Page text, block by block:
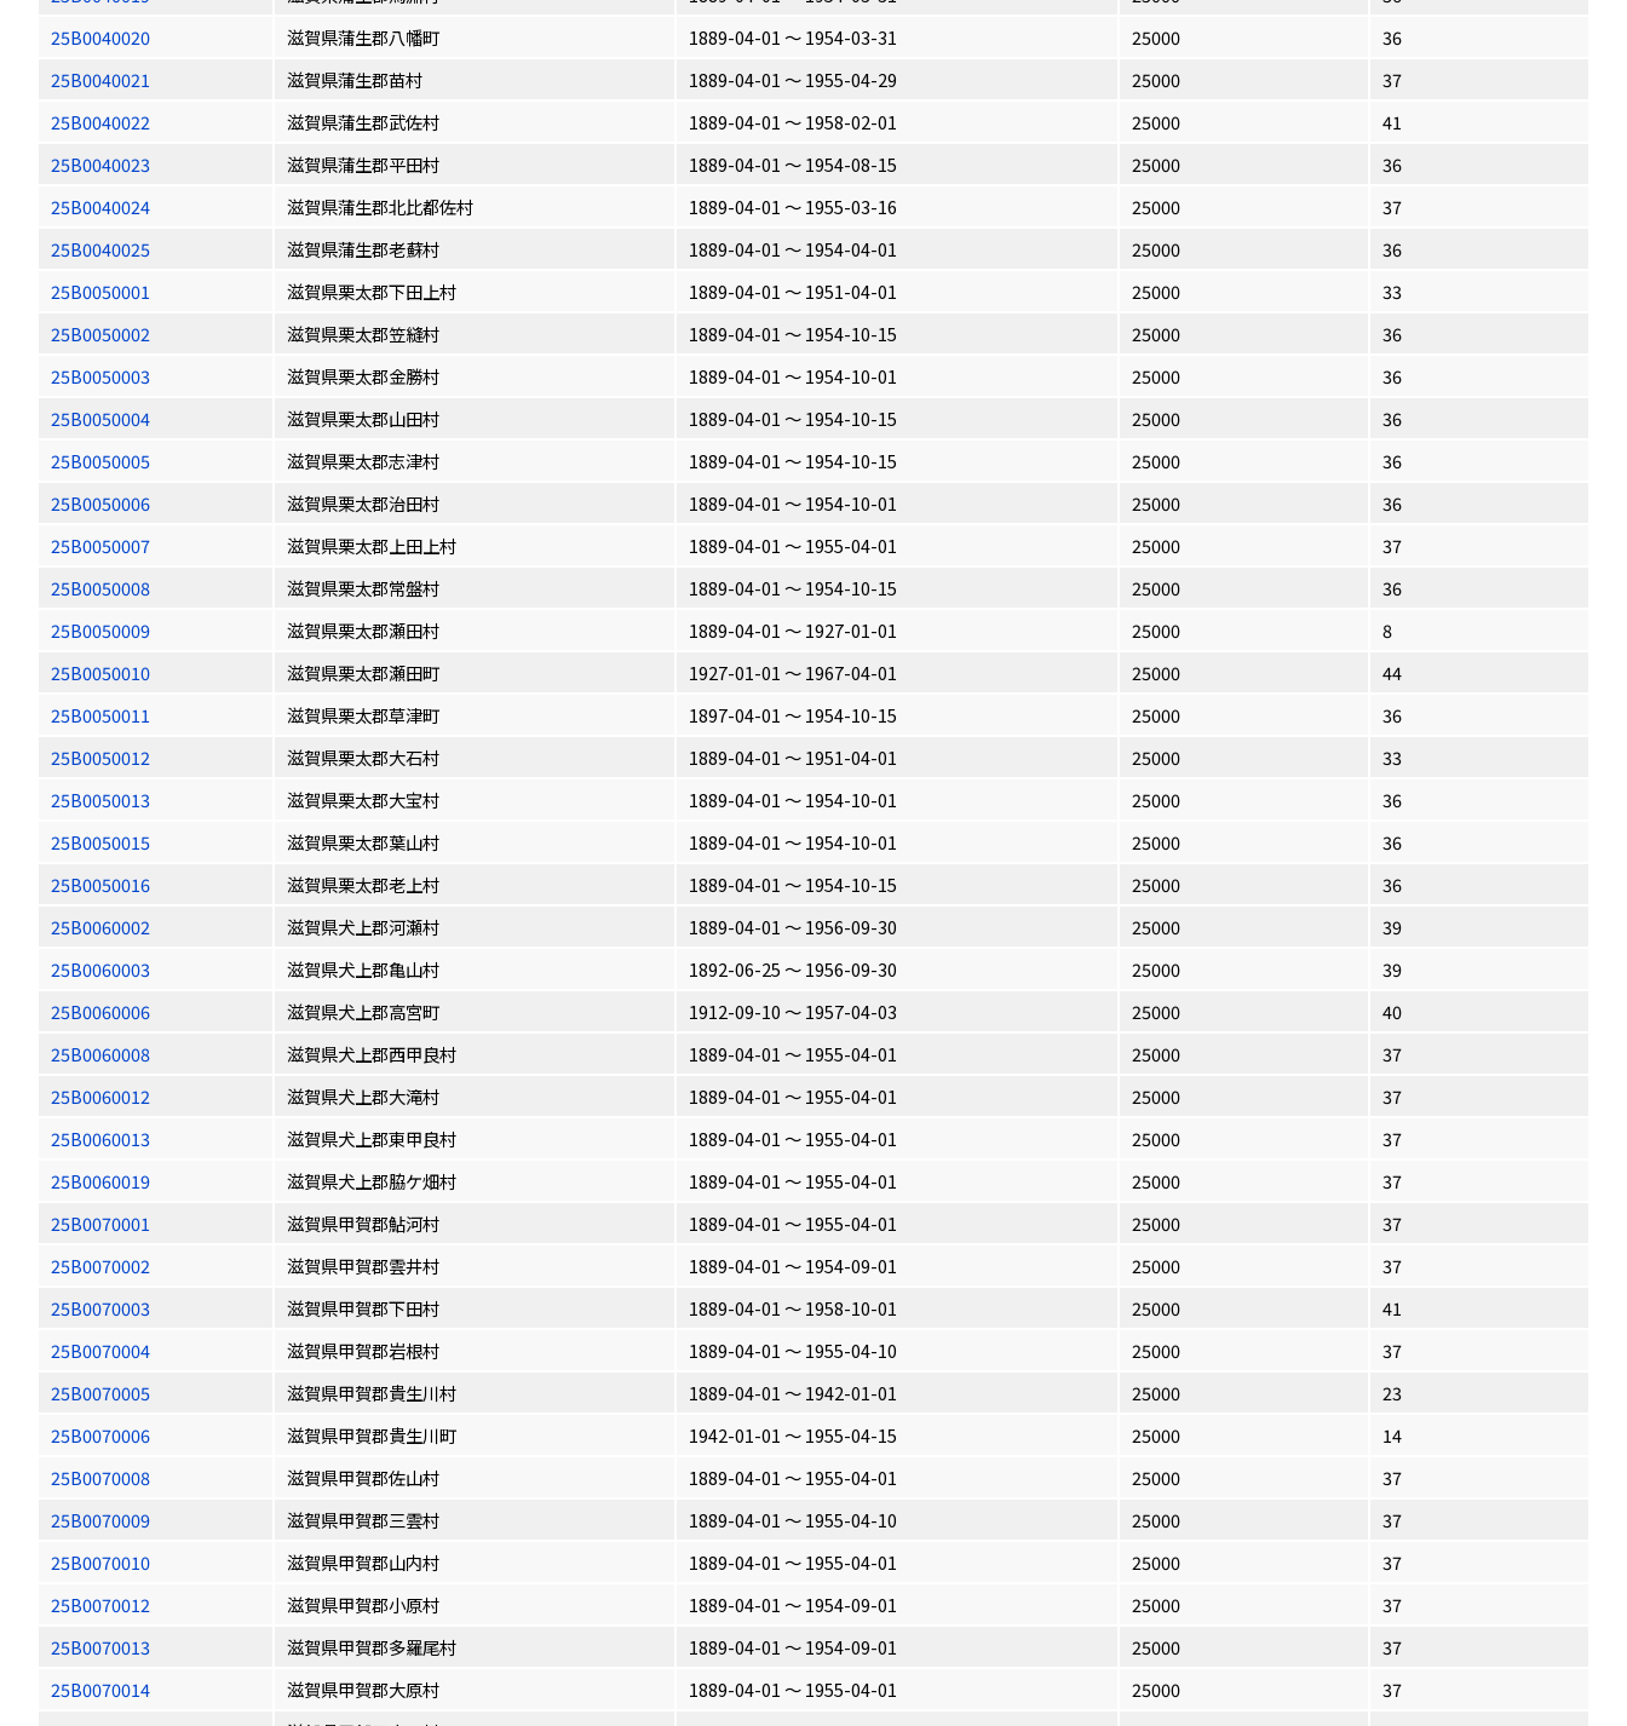
25B0040020
滋賀県蒲生郡八幡町 1889-04-01 〜 1954-03-31 25000
36
25B0040021
滋賀県蒲生郡苗村 1889-04-01 〜 1955-04-29 25000
37
25B0040022
滋賀県蒲生郡武佐村 1889-04-01 〜 1958-02-01 25000
41
25B0040023
滋賀県蒲生郡平田村 1889-04-01 〜 1954-08-15 25000
36
25B0040024
滋賀県蒲生郡北比都佐村 1889-04-01 〜 1955-03-16 25000
37
25B0040025
滋賀県蒲生郡老蘇村 1889-04-01 〜 1954-04-01 25000
36
25B0050001
滋賀県栗太郡下田上村 1889-04-01 〜 1951-04-01 25000
33
25B0050002
滋賀県栗太郡笠縫村 1889-04-01 〜 1954-10-15 25000
36
25B0050003
滋賀県栗太郡金勝村 1889-04-01 〜 1954-10-01 25000
36
25B0050004
滋賀県栗太郡山田村 1889-04-01 〜 1954-10-15 25000
36
25B0050005
滋賀県栗太郡志津村 1889-04-01 〜 1954-10-15 25000
36
25B0050006
滋賀県栗太郡治田村 1889-04-01 〜 1954-10-01 25000
36
25B0050007
滋賀県栗太郡上田上村 1889-04-01 〜 1955-04-01 25000
37
25B0050008
滋賀県栗太郡常盤村 1889-04-01 〜 1954-10-15 25000
36
25B0050009
滋賀県栗太郡瀬田村 1889-04-01 〜 1927-01-01 25000
8
25B0050010
滋賀県栗太郡瀬田町 1927-01-01 〜 1967-04-01 25000
44
25B0050011
滋賀県栗太郡草津町 1897-04-01 〜 1954-10-15 25000
36
25B0050012
滋賀県栗太郡大石村 1889-04-01 〜 1951-04-01 25000
33
25B0050013
滋賀県栗太郡大宝村 1889-04-01 〜 1954-10-01 25000
36
25B0050015
滋賀県栗太郡葉山村 1889-04-01 〜 1954-10-01 25000
36
25B0050016
滋賀県栗太郡老上村 1889-04-01 〜 1954-10-15 25000
36
25B0060002
滋賀県犬上郡河瀬村 1889-04-01 〜 1956-09-30 25000
39
25B0060003
滋賀県犬上郡亀山村 1892-06-25 〜 1956-09-30 25000
39
25B0060006
滋賀県犬上郡高宮町 1912-09-10 〜 1957-04-03 25000
40
25B0060008
滋賀県犬上郡西甲良村 1889-04-01 〜 1955-04-01 25000
37
25B0060012
滋賀県犬上郡大滝村 1889-04-01 〜 1955-04-01 25000
37
25B0060013
滋賀県犬上郡東甲良村 1889-04-01 〜 1955-04-01 25000
37
25B0060019
滋賀県犬上郡脇ケ畑村 1889-04-01 〜 1955-04-01 25000
37
25B0070001
滋賀県甲賀郡鮎河村 1889-04-01 〜 1955-04-01 25000
37
25B0070002
滋賀県甲賀郡雲井村 1889-04-01 〜 1954-09-01 25000
37
25B0070003
滋賀県甲賀郡下田村 1889-04-01 〜 1958-10-01 25000
41
25B0070004
滋賀県甲賀郡岩根村 1889-04-01 〜 1955-04-10 25000
37
25B0070005
滋賀県甲賀郡貴生川村 1889-04-01 〜 1942-01-01 25000
23
25B0070006
滋賀県甲賀郡貴生川町 1942-01-01 〜 1955-04-15 25000
14
25B0070008
滋賀県甲賀郡佐山村 1889-04-01 〜 1955-04-01 25000
37
25B0070009
滋賀県甲賀郡三雲村 1889-04-01 〜 1955-04-10 25000
37
25B0070010
滋賀県甲賀郡山内村 1889-04-01 〜 1955-04-01 25000
37
25B0070012
滋賀県甲賀郡小原村 1889-04-01 〜 1954-09-01 25000
37
25B0070013
滋賀県甲賀郡多羅尾村 1889-04-01 〜 1954-09-01 25000
37
25B0070014
滋賀県甲賀郡大原村 1889-04-01 〜 1955-04-01 25000
37